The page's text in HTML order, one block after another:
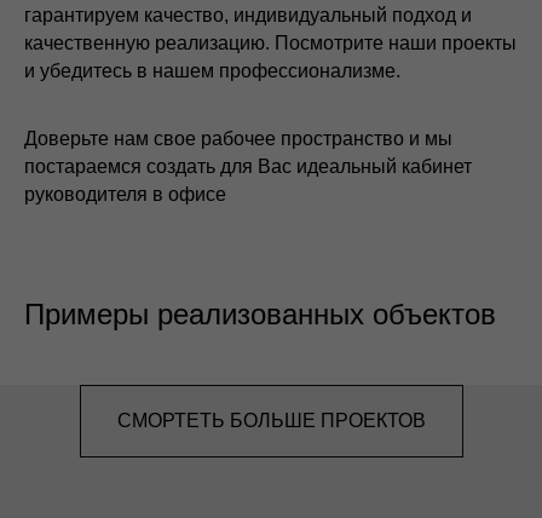
гарантируем качество, индивидуальный подход и
качественную реализацию. Посмотрите наши проекты
и убедитесь в нашем профессионализме.
Доверьте нам свое рабочее пространство и мы
постараемся создать для Вас идеальный кабинет
руководителя в офисе
Примеры реализованных объектов
СМОРТЕТЬ БОЛЬШЕ ПРОЕКТОВ